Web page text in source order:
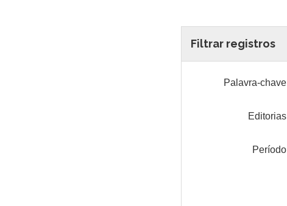
Filtrar registros
Palavra-chave
Editorias
Período